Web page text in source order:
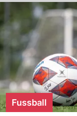
Fussball